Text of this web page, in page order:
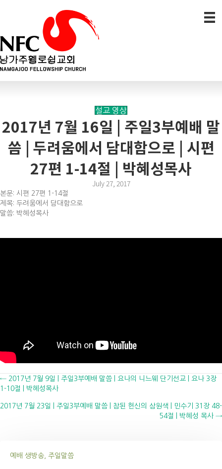
설교 영상
2017년 7월 16일 | 주일3부예배 말
씀 | 두려움에서 담대함으로 | 시편
27편 1-14절 | 박혜성목사
July 27, 2017
본문: 시편 27편 1-14절
제목: 두려움에서 담대함으로
말씀: 박혜성목사
Posts
navigation
← 2017년 7월 9일 | 주일3부예배 말씀 | 요나의 니느웨 단기선교 | 요나 3장
1-10절 | 박혜성목사
2017년 7월 23일 | 주일3부예배 말씀 | 참된 헌신의 삼원색 | 민수기 31장 48-
54절 | 박혜성 목사 →
예배 생방송, 주일말씀